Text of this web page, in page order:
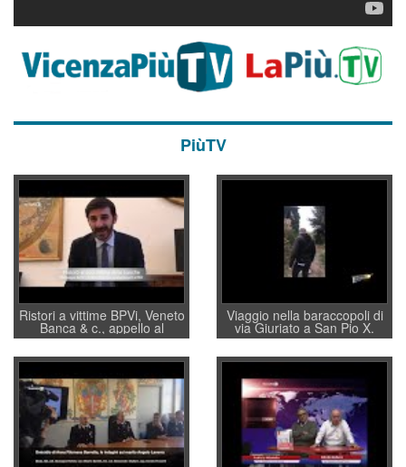
PiùTV
Ristori a vittime BPVi, Veneto
Banca & c., appello al
sottosegretario Alessio
Villarosa: per mettere ordine
convochi con Di Maio CNCU
a supporto della cabina di
regia al Mef
Viaggio nella baraccopoli di
via Giuriato a San Pio X.
Vicenza ai Vicentini: “faremo
un regalo di Natale ai
residenti”